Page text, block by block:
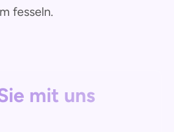
fesseln.
mit uns